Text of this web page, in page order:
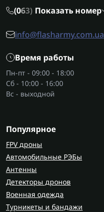
(063) Показать номер
info@flasharmy.com.ua
Время работы
Пн-пт - 09:00 - 18:00
Сб - 10:00 - 16:00
Вс - выходной
Популярное
FPV дроны
Автомобильные РЭБы
Антенны
Детекторы дронов
Военная одежда
Турникеты и бандажи